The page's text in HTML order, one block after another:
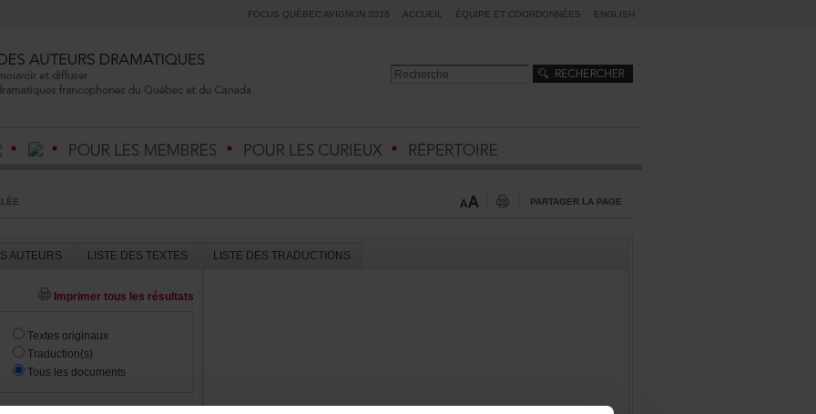
FOCUSQUÉBECAVIGNON2026 ACCUEIL ÉQUIPEETCOORDONNÉES ENGLISH
PARTAGERLAPAGE
LISTEDESTEXTES LISTEDESTRADUCTIONS
Imprimertouslesrésultats
Textesoriginaux
Traduction(s)
Touslesdocuments